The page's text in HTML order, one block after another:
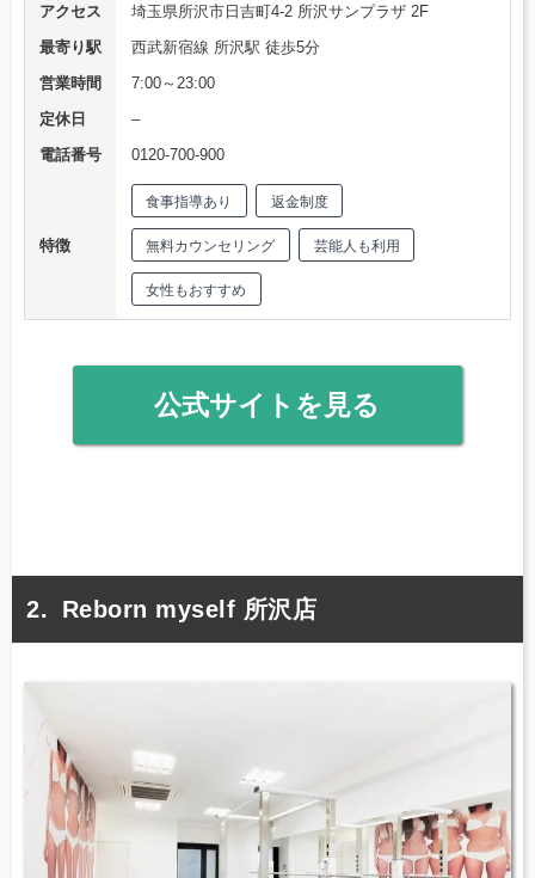
アクセス
埼玉県所沢市日吉町4-2 所沢サンプラザ 2F
最寄り駅
西武新宿線 所沢駅 徒歩5分
営業時間
7:00～23:00
定休日
–
電話番号
0120-700-900
特徴
食事指導あり 返金制度
無料カウンセリング 芸能人も利用
女性もおすすめ
公式サイトを見る
Reborn myself 所沢店